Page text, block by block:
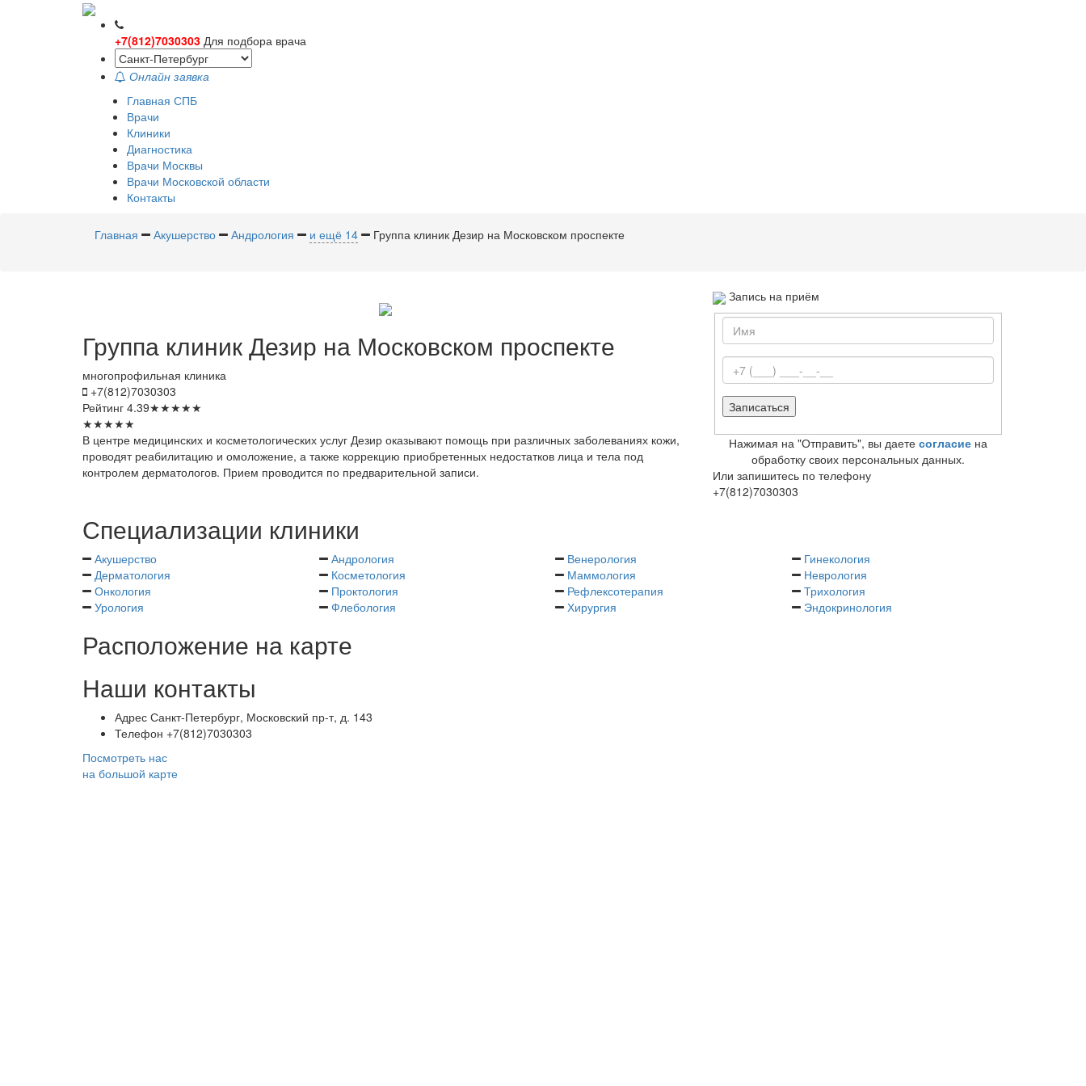
+7(812)7030303 Для подбора врача
Онлайн заявка
Главная СПБ
Врачи
Клиники
Диагностика
Врачи Москвы
Врачи Московской области
Контакты
Главная Акушерство Андрология и ещё 14 Группа клиник Дезир на Московском проспекте
Группа клиник Дезир на Московском проспекте
многопрофильная клиника
+7(812)7030303
Рейтинг 4.39★★★★★
★★★★★
В центре медицинских и косметологических услуг Дезир оказывают помощь при различных заболеваниях кожи,
проводят реабилитацию и омоложение, а также коррекцию приобретенных недостатков лица и тела под
контролем дерматологов. Прием проводится по предварительной записи.
Запись на приём
Нажимая на "Отправить", вы даете согласие на
обработку своих персональных данных.
Или запишитесь по телефону
+7(812)7030303
Специализации клиники
Акушерство Андрология Венерология
Гинекология
Дерматология
Косметология Маммология
Неврология
Онкология
Проктология Рефлексотерапия
Трихология
Урология
Флебология Хирургия Эндокринология
Расположение на карте
Наши контакты
Адрес Санкт-Петербург, Московский пр-т, д. 143
Телефон +7(812)7030303
Посмотреть нас
на большой карте